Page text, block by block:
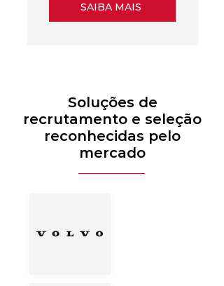
SAIBA MAIS
Soluções de
recrutamento e seleção
reconhecidas pelo
mercado